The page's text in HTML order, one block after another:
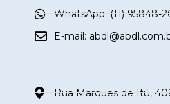
WhatsApp: (11) 95848-
E-mail:
Rua Marques de Itú,